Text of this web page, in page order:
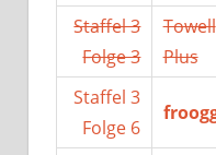
Staffel 3
Folge 3
Towell
Plus
Staffel 3
Folge 6